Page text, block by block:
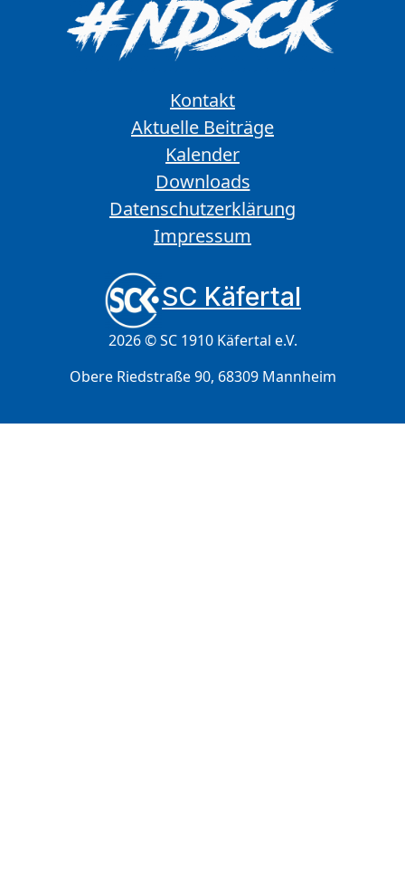
Kontakt
Aktuelle Beiträge
Kalender
Downloads
Datenschutzerklärung
Impressum
SC Käfertal
2026 © SC 1910 Käfertal e.V.
Obere Riedstraße 90, 68309 Mannheim